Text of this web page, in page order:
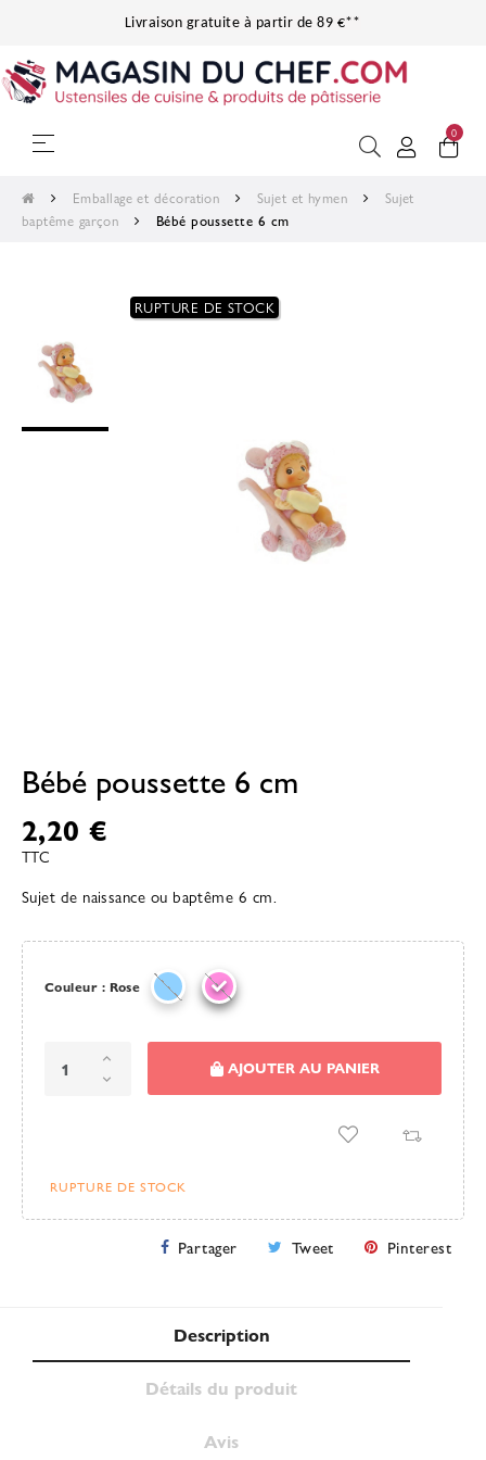
Livraison gratuite à partir de 89 €**
Basculer la navigation
☰ 0
Emballage et décoration Sujet et hymen
Sujet
baptême garçon
Bébé poussette 6 cm
RUPTURE DE STOCK
Bébé poussette 6 cm
2,20 €
TTC
Sujet de naissance ou baptême 6 cm.
Couleur : Rose
AJOUTER AU PANIER
RUPTURE DE STOCK
Partager Tweet Pinterest
Description
Détails du produit
Avis